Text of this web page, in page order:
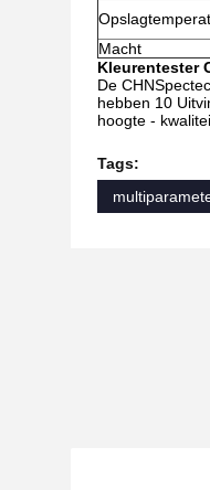
Macht
Kleurentester
De
hebben 10
hoogte -
Tags: